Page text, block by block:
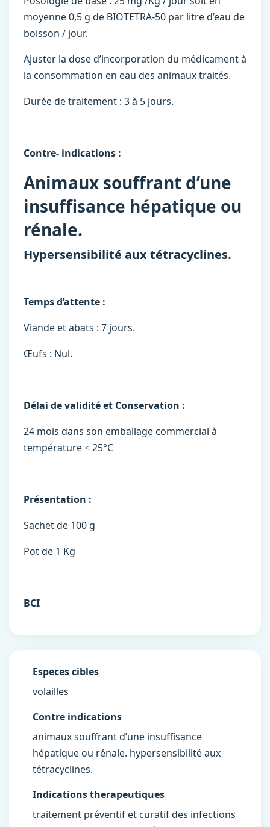
moyenne 0,5 g de BIOTETRA-50 par litre d’eau de
boisson / jour.
Ajuster la dose d’incorporation du médicament à
la consommation en eau des animaux traités.
Durée de traitement : 3 à 5 jours.
Contre- indications :
Animaux souffrant d’une
insuffisance hépatique ou
rénale.
Hypersensibilité aux tétracyclines.
Temps d’attente :
Viande et abats : 7 jours.
Œufs : Nul.
Délai de validité et Conservation :
24 mois dans son emballage commercial à
température ≤ 25°C
Présentation :
Sachet de 100 g
Pot de 1 Kg
BCI
Especes cibles
volailles
Contre indications
animaux souffrant d’une insuffisance
hépatique ou rénale. hypersensibilité aux
tétracyclines.
Indications therapeutiques
traitement préventif et curatif des infections